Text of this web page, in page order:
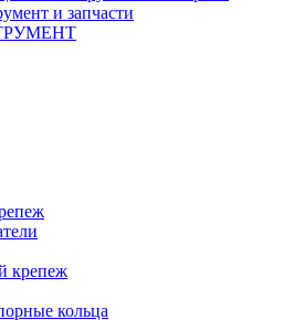
и запчасти
крепеж
кольца